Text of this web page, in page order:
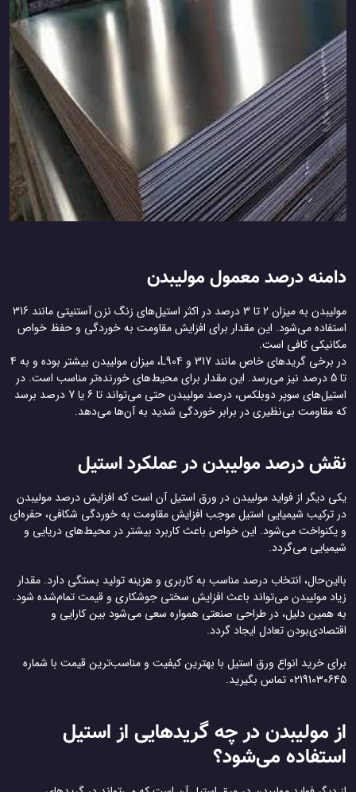
دامنه درصد معمول مولیبدن
مولیبدن به میزان 2 تا 3 درصد در اکثر استیل‌های زنگ نزن آستنیتی مانند 316
استفاده می‌شود. این مقدار برای افزایش مقاومت به خوردگی و حفظ خواص
مکانیکی کافی است.
در برخی گریدهای خاص مانند 317 و L904، میزان مولیبدن بیشتر بوده و به 4
تا 5 درصد نیز می‌رسد. این مقدار برای محیط‌های خورنده‌تر مناسب است. در
استیل‌های سوپر دوبلکس، درصد مولیبدن حتی می‌تواند تا 6 یا 7 درصد برسد
که مقاومت بی‌نظیری در برابر خوردگی شدید به آن‌ها می‌دهد.
نقش درصد مولیبدن در عملکرد استیل
یکی دیگر از فواید مولیبدن در ورق استیل آن است که افزایش درصد مولیبدن
در ترکیب شیمیایی استیل موجب افزایش مقاومت به خوردگی شکافی، حفره‌ای
و یکنواخت می‌شود. این خواص باعث کاربرد بیشتر در محیط‌های دریایی و
شیمیایی می‌گردد.
بااین‌حال، انتخاب درصد مناسب به کاربری و هزینه تولید بستگی دارد. مقدار
زیاد مولیبدن می‌تواند باعث افزایش سختی جوشکاری و قیمت تمام‌شده شود.
به همین دلیل، در طراحی صنعتی همواره سعی می‌شود بین کارایی و
اقتصادی‌بودن تعادل ایجاد گردد.
برای خرید انواع ورق استیل با بهترین کیفیت و مناسب‌ترین قیمت با شماره
02191030645 تماس بگیرید.
از مولیبدن در چه گریدهایی از استیل
استفاده می‌شود؟